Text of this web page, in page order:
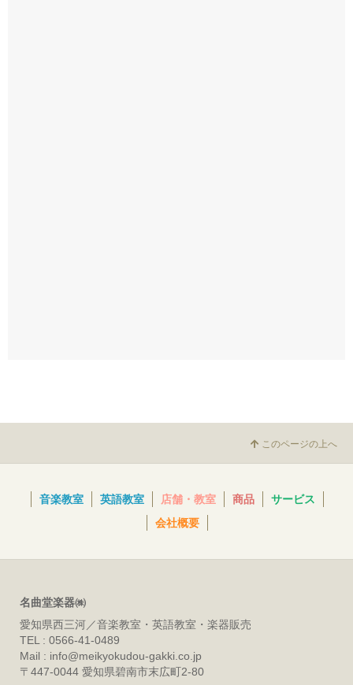
このページの上へ
音楽教室 英語教室 店舗・教室 商品
サービス
会社概要
名曲堂楽器㈱
愛知県西三河／音楽教室・英語教室・楽器販売
TEL : 0566-41-0489
Mail : info@meikyokudou-gakki.co.jp
〒447-0044 愛知県碧南市末広町2-80